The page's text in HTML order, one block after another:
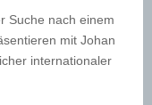
Suche nach einem
mit Johan
internationaler